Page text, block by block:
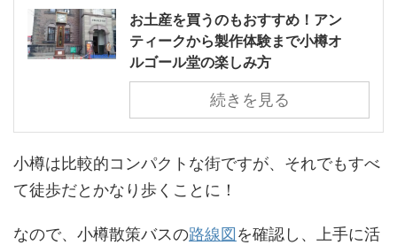
お土産を買うのもおすすめ！アン
ティークから製作体験まで小樽オ
ルゴール堂の楽しみ方
続きを見る
小樽は比較的コンパクトな街ですが、それでもすべ
て徒歩だとかなり歩くことに！
なので、小樽散策バスの路線図 を確認し、上手に活